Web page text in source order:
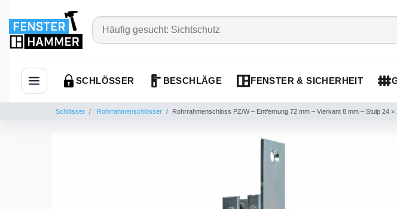
Navigation öffnen
SCHLÖSSER BESCHLÄGE FENSTER & SICHERHEIT
Schlösser Rohrrahmenschlösser Rohrrahmenschloss PZ/W – Entfernung 72 mm – Vierkant 8 mm – Stulp 24